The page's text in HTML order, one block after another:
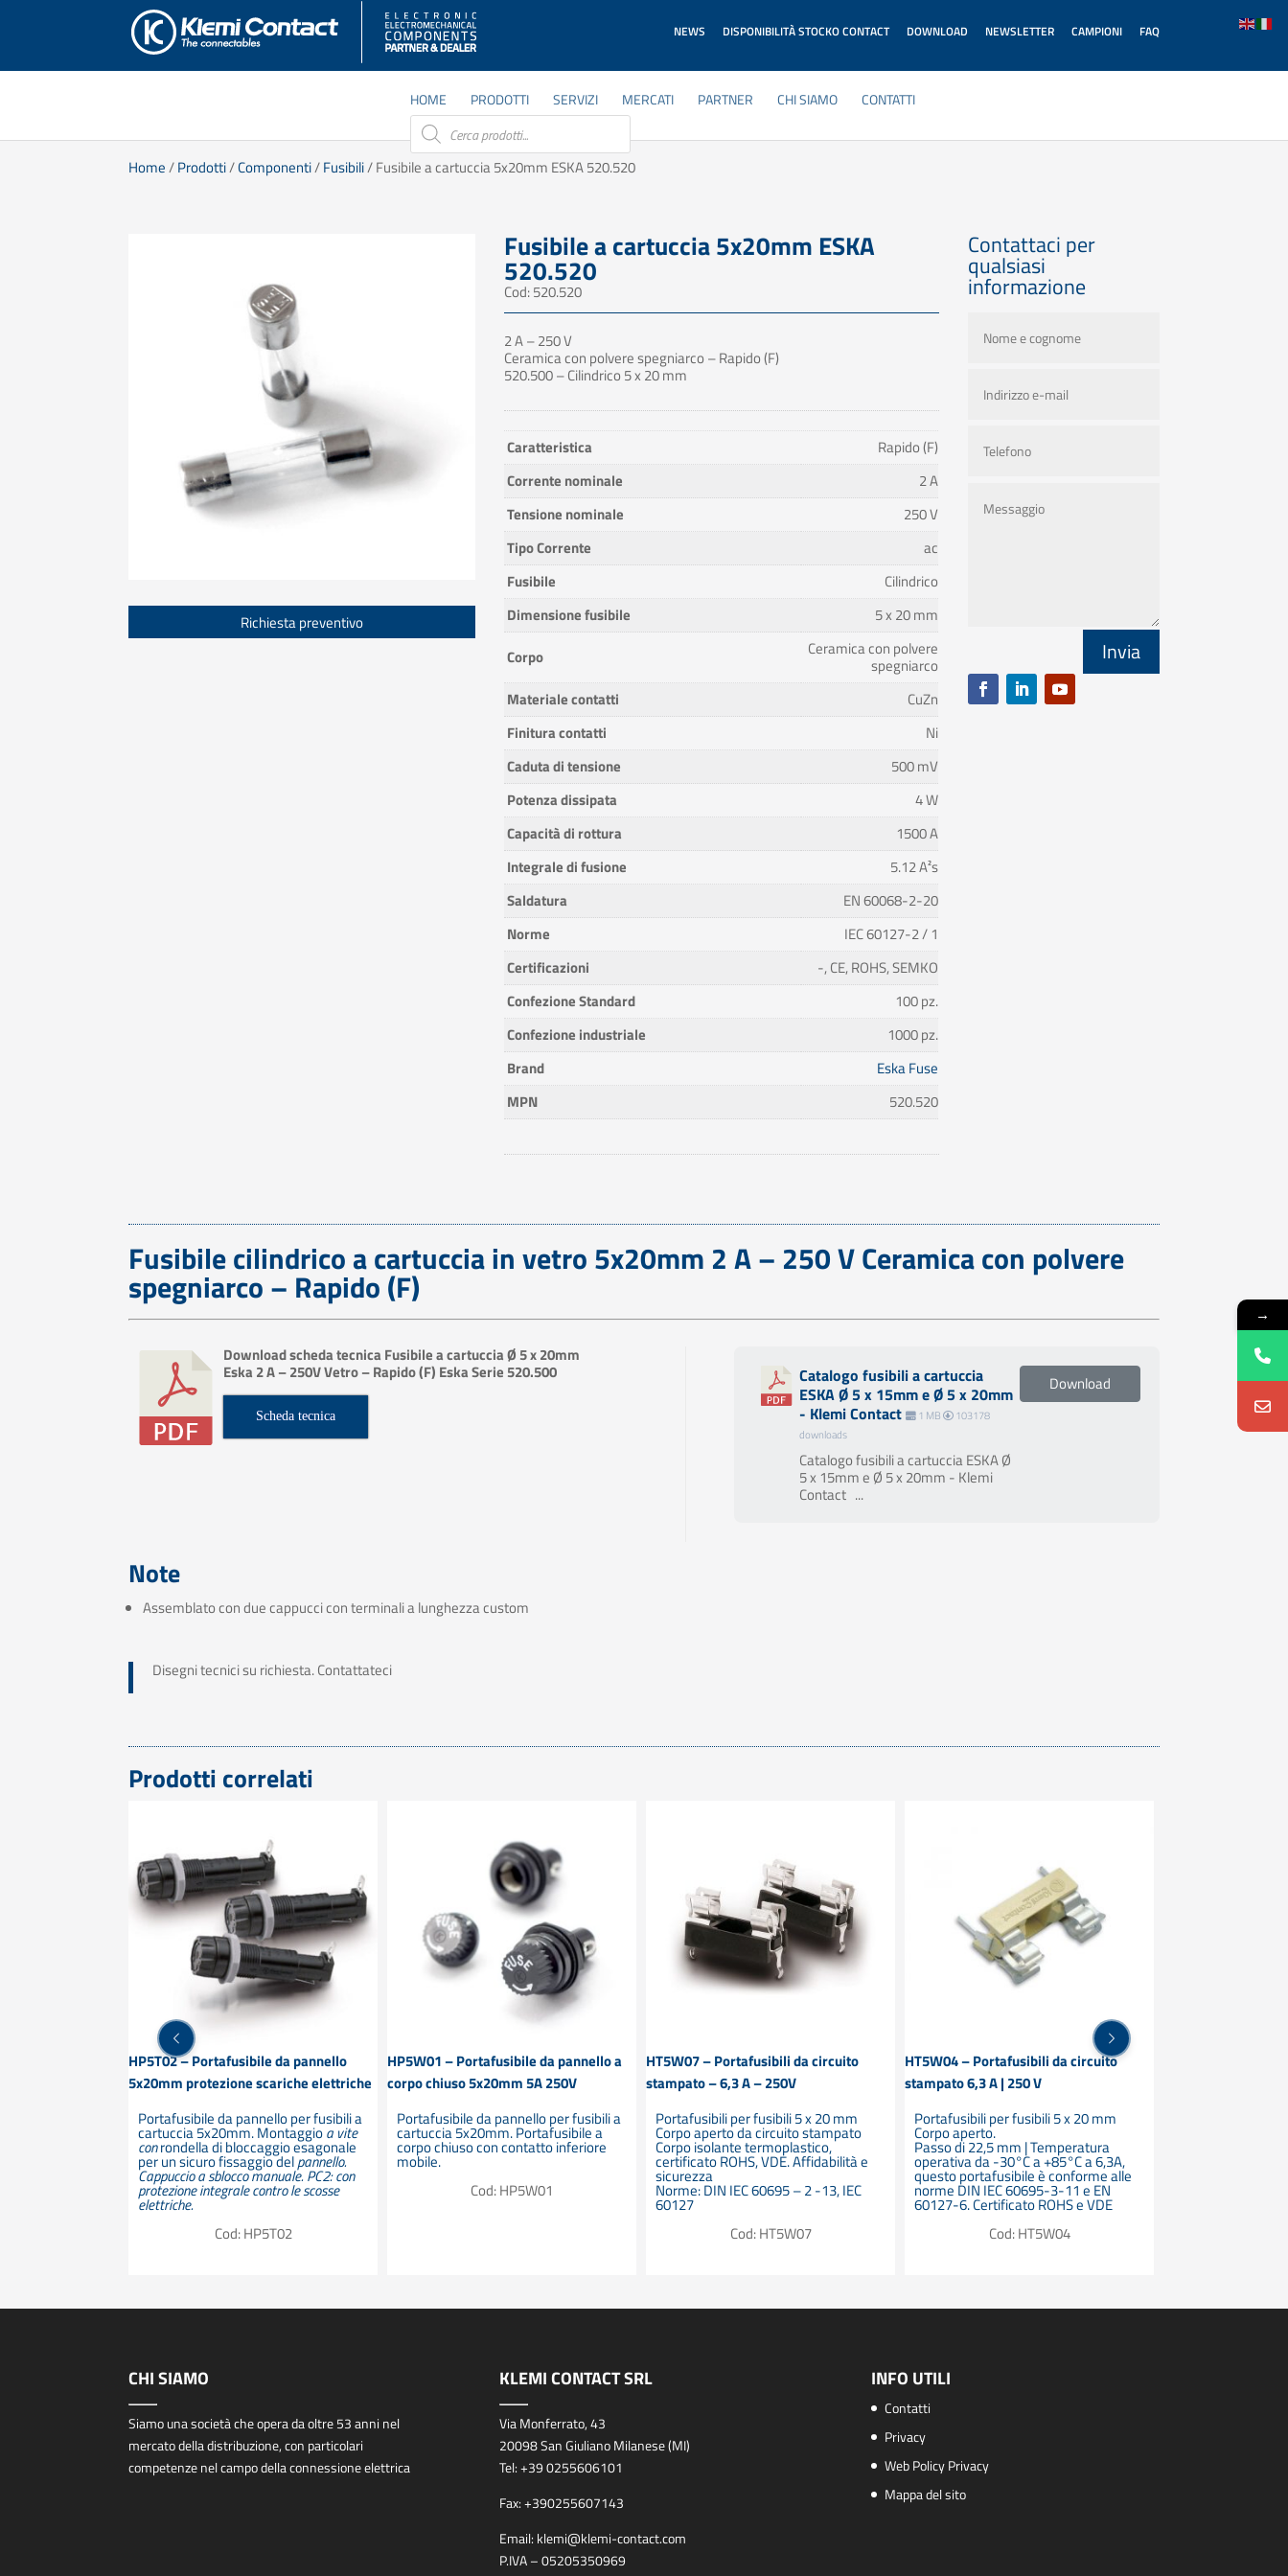
NEWS DISPONIBILITÀ STOCKO CONTACT DOWNLOAD NEWSLETTER CAMPIONI FAQ
HOME PRODOTTI SERVIZI MERCATI PARTNER CHI SIAMO
CONTATTI
Products
search
Home/Prodotti/Componenti/Fusibili/ Fusibile a cartuccia 5x20mm ESKA 520.520
Richiesta preventivo
Fusibile a cartuccia 5x20mm ESKA
520.520
Cod: 520.520
2 A – 250 V
Ceramica con polvere spegniarco – Rapido (F)
520.500 – Cilindrico 5 x 20 mm
Caratteristica
Rapido (F)
Corrente nominale
2 A
Tensione nominale
250 V
Tipo Corrente
ac
Fusibile
Cilindrico
Dimensione fusibile
5 x 20 mm
Corpo
Ceramica con polvere
spegniarco
Materiale contatti
CuZn
Finitura contatti
Ni
Caduta di tensione
500 mV
Potenza dissipata
4 W
Capacità di rottura
1500 A
Integrale di fusione
5.12 A²s
Saldatura
EN 60068-2-20
Norme
IEC 60127-2 / 1
Certificazioni
-, CE, ROHS, SEMKO
Confezione Standard
100 pz.
Confezione industriale
1000 pz.
Brand
Eska Fuse
MPN
520.520
Contattaci per
qualsiasi
informazione
Invia
Fusibile cilindrico a cartuccia in vetro 5x20mm 2 A – 250 V Ceramica con polvere
spegniarco – Rapido (F)
Download scheda tecnica Fusibile a cartuccia Ø 5 x 20mm
Eska 2 A – 250V Vetro – Rapido (F) Eska Serie 520.500
Scheda tecnica
Catalogo fusibili a cartuccia
ESKA Ø 5 x 15mm e Ø 5 x 20mm
- Klemi Contact
1 MB
103178
downloads
Catalogo fusibili a cartuccia ESKA Ø
5 x 15mm e Ø 5 x 20mm - Klemi
Contact ...
Download
Note
Assemblato con due cappucci con terminali a lunghezza custom
Disegni tecnici su richiesta. Contattateci
Prodotti correlati
HP5T02 – Portafusibile da pannello
5x20mm protezione scariche elettriche
Portafusibile da pannello per fusibili a
cartuccia 5x20mm. Montaggioa vite
conrondella di bloccaggio esagonale
per un sicuro fissaggio delpannello.
Cappuccio a sblocco manuale. PC2: con
protezione integrale contro le scosse
elettriche.
Cod: HP5T02
HP5W01 – Portafusibile da pannello a
corpo chiuso 5x20mm 5A 250V
Portafusibile da pannello per fusibili a
cartuccia 5x20mm. Portafusibile a
corpo chiuso con contatto inferiore
mobile.
Cod: HP5W01
HT5W07 – Portafusibili da circuito
stampato – 6,3 A – 250V
Portafusibili per fusibili 5 x 20 mm
Corpo aperto da circuito stampato
Corpo isolante termoplastico,
certificato ROHS, VDE. Affidabilità e
sicurezza
Norme: DIN IEC 60695 – 2 -13, IEC
60127
Cod: HT5W07
HT5W04 – Portafusibili da circuito
stampato 6,3 A | 250 V
Portafusibili per fusibili 5 x 20 mm
Corpo aperto.
Passo di 22,5 mm | Temperatura
operativa da -30°C a +85°C a 6,3A,
questo portafusibile è conforme alle
norme DIN IEC 60695-3-11 e EN
60127-6. Certificato ROHS e VDE
Cod: HT5W04
CHI SIAMO
Siamo una società che opera da oltre 53 anni nel
mercato della distribuzione, con particolari
competenze nel campo della connessione elettrica
KLEMI CONTACT SRL
Via Monferrato, 43
20098 San Giuliano Milanese (MI)
Tel:+39 0255606101
Fax:+390255607143
Email: klemi@klemi-contact.com
P.IVA – 05205350969
INFO UTILI
Contatti
Privacy
Web Policy Privacy
Mappa del sito
→